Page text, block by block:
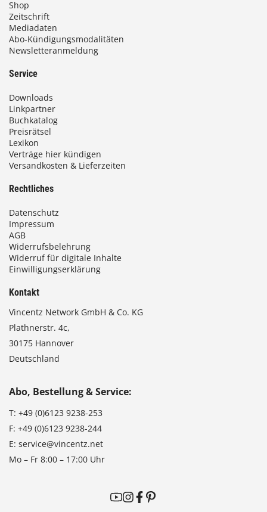
Shop
Zeitschrift
Mediadaten
Abo-Kündigungsmodalitäten
Newsletteranmeldung
Service
Downloads
Linkpartner
Buchkatalog
Preisrätsel
Lexikon
Verträge hier kündigen
Versandkosten & Lieferzeiten
Rechtliches
Datenschutz
Impressum
AGB
Widerrufsbelehrung
Widerruf für digitale Inhalte
Einwilligungserklärung
Kontakt
Vincentz Network GmbH & Co. KG
Plathnerstr. 4c,
30175 Hannover
Deutschland
Abo, Bestellung & Service:
T: +49 (0)6123 9238-253
F: +49 (0)6123 9238-244
E: service@vincentz.net
Mo – Fr 8:00 – 17:00 Uhr